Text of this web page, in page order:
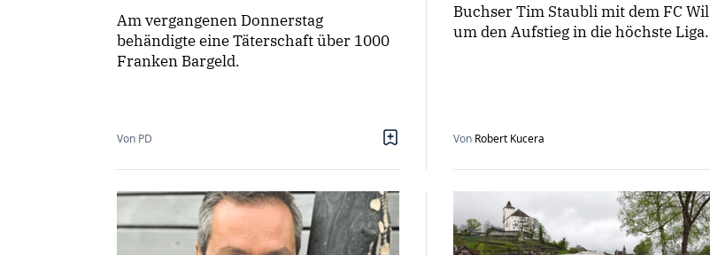
Am vergangenen Donnerstag
behändigte eine Täterschaft über 1000
Franken Bargeld.
Von PD
Buchser Tim Staubli mit dem FC Wil
um den Aufstieg in die höchste Liga.
Von Robert Kucera